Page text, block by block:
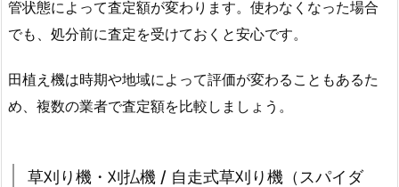
管状態によって査定額が変わります。使わなくなった場合
でも、処分前に査定を受けておくと安心です。
田植え機は時期や地域によって評価が変わることもあるた
め、複数の業者で査定額を比較しましょう。
草刈り機・刈払機 / 自走式草刈り機（スパイダ